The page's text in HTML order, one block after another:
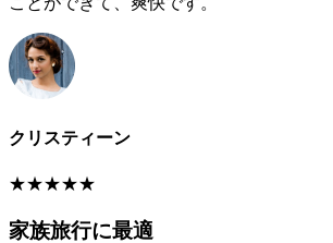
クリスティーン
★★★★★
家族旅行に最適